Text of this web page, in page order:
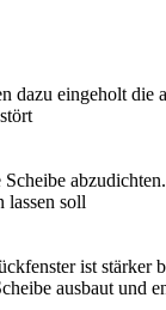
dazu eingeholt die
Scheibe abzudichten.
lassen soll
ist stärker
ausbaut und